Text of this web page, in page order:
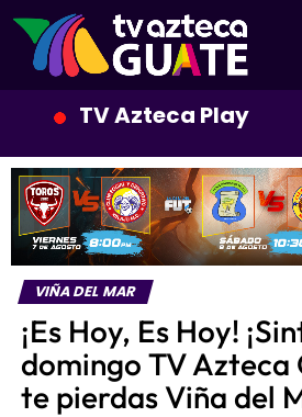
TV Azteca Play
VIÑA DEL MAR
¡Es Hoy, Es Hoy!
domingo TV Azteca
te pierdas Viña del